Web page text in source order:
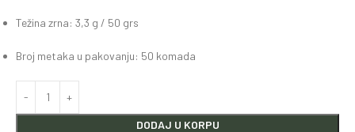
Težina zrna: 3,3 g / 50 grs
Broj metaka u pakovanju: 50 komada
DODAJ U KORPU